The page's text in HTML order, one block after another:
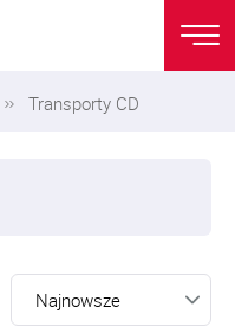
Transporty CD